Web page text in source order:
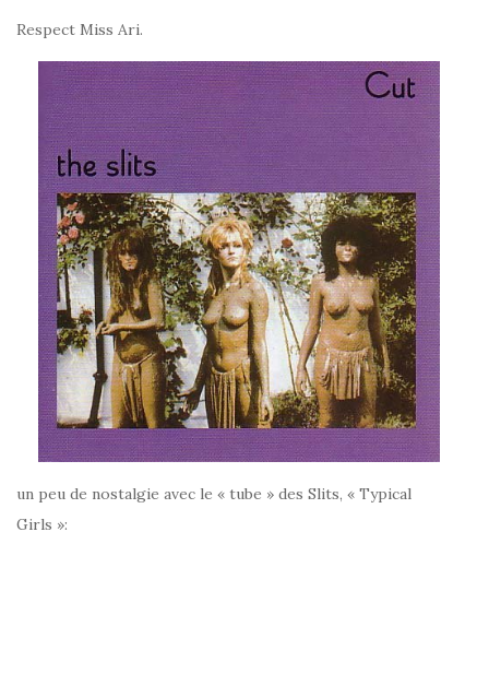
Respect Miss Ari.
un peu de nostalgie avec le « tube » des Slits, « Typical
Girls »: